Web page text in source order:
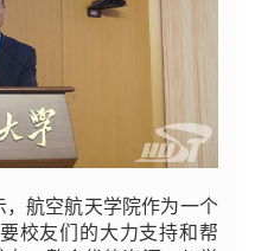
航空航天学院作为一个
校友们的大力支持和帮